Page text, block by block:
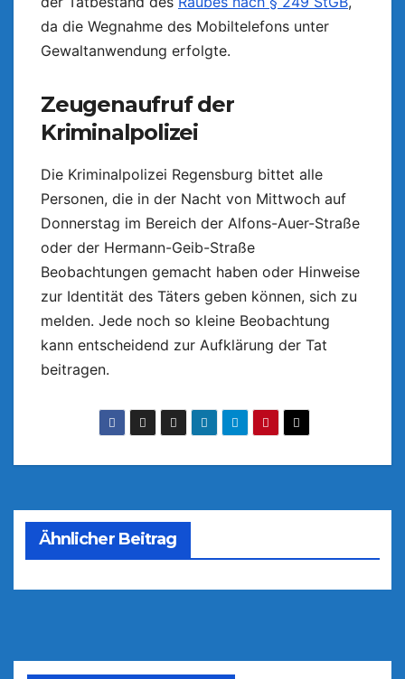
da die Wegnahme des Mobiltelefons unter
Gewaltanwendung erfolgte.
Zeugenaufruf der
Kriminalpolizei
Die Kriminalpolizei Regensburg bittet alle
Personen, die in der Nacht von Mittwoch auf
Donnerstag im Bereich der Alfons-Auer-Straße
oder der Hermann-Geib-Straße
Beobachtungen gemacht haben oder Hinweise
zur Identität des Täters geben können, sich zu
melden. Jede noch so kleine Beobachtung
kann entscheidend zur Aufklärung der Tat
beitragen.
Ähnlicher Beitrag